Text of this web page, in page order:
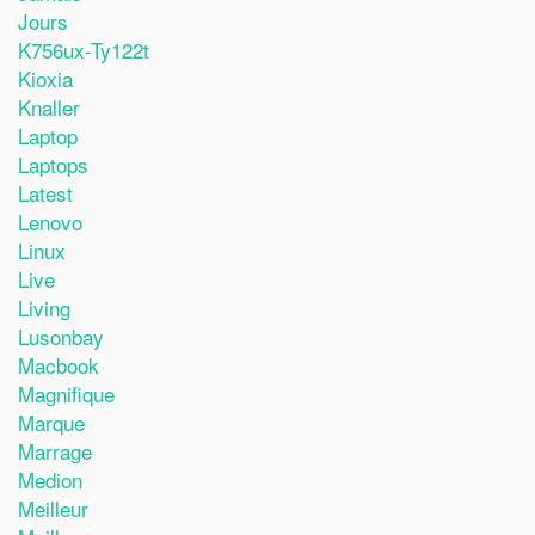
Jours
K756ux-Ty122t
Kioxia
Knaller
Laptop
Laptops
Latest
Lenovo
Linux
Live
Living
Lusonbay
Macbook
Magnifique
Marque
Marrage
Medion
Meilleur